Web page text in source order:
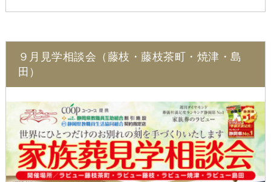
９月見学相談会（藤枝・藤枝茶町・焼津・島
田）